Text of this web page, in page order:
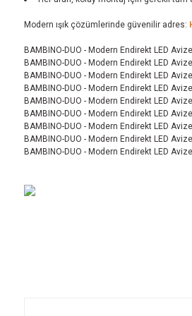
Modern ışık çözümlerinde güvenilir adres:
BAMBINO-DUO - Modern Endirekt LED
BAMBINO-DUO - Modern Endirekt LED
BAMBINO-DUO - Modern Endirekt LED
BAMBINO-DUO - Modern Endirekt LED
BAMBINO-DUO - Modern Endirekt LED
BAMBINO-DUO - Modern Endirekt LED
BAMBINO-DUO - Modern Endirekt LED
BAMBINO-DUO - Modern Endirekt LED
BAMBINO-DUO - Modern Endirekt LED